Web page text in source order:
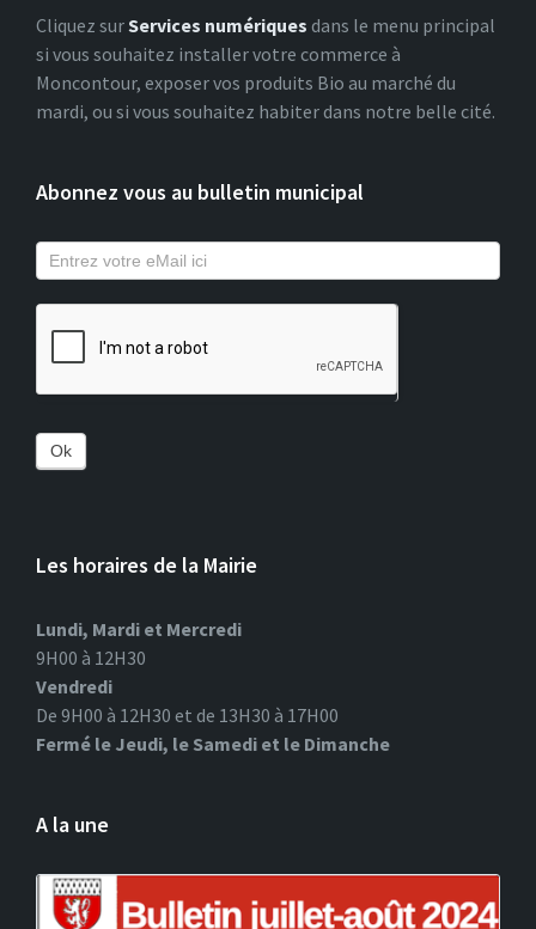
Cliquez surServices numériques dans le menu principal
si vous souhaitez installer votre commerce à
Moncontour, exposer vos produits Bio au marché du
mardi, ou si vous souhaitez habiter dans notre belle cité.
Abonnez vous au bulletin municipal
Ok
Les horaires de la Mairie
Lundi, Mardi et Mercredi
9H00 à 12H30
Vendredi
De 9H00 à 12H30 et de 13H30 à 17H00
Fermé le Jeudi, le Samedi et le Dimanche
A la une